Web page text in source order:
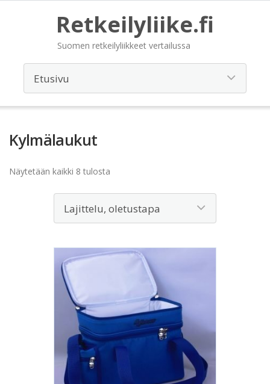
Retkeilyliike.fi
Suomen retkeilyliikkeet vertailussa
Kylmälaukut
Näytetään kaikki 8 tulosta